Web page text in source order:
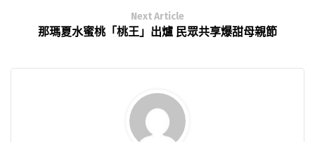
Next Article
那瑪夏水蜜桃「桃王」出爐 民眾共享爆甜母親節